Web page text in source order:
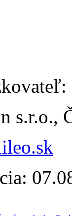
s.r.o.,